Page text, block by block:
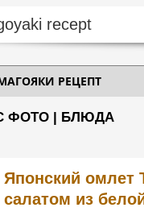
РЕЦЕПТ
ФОТО | БЛЮДА
Японский омлет
салатом из